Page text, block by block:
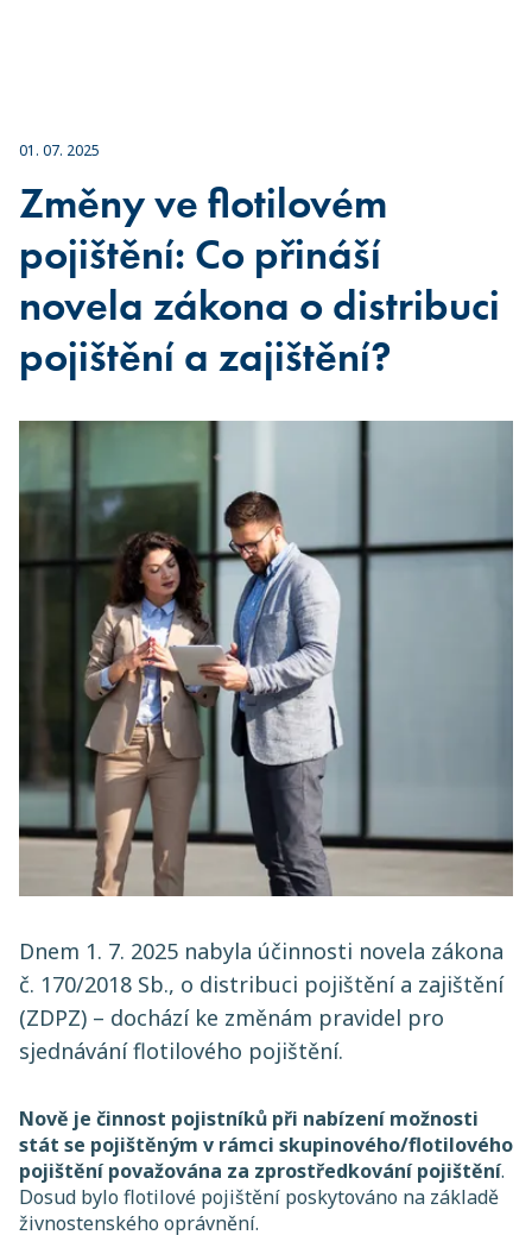
01. 07. 2025
Změny ve flotilovém
pojištění: Co přináší
novela zákona o distribuci
pojištění a zajištění?
Dnem 1. 7. 2025 nabyla účinnosti novela zákona
č. 170/2018 Sb., o distribuci pojištění a zajištění
(ZDPZ) – dochází ke změnám pravidel pro
sjednávání flotilového pojištění.
Nově je činnost pojistníků při nabízení možnosti
stát se pojištěným v rámci skupinového/flotilového
pojištění považována za zprostředkování pojištění.
Dosud bylo flotilové pojištění poskytováno na základě
živnostenského oprávnění.